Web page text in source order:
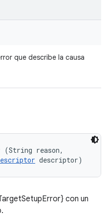
que describe la causa
(String reason,
descriptor)
con un